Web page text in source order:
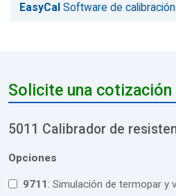
EasyCal Software de calibración
Solicite una cotización
5011 Calibrador de
Opciones
9711 : Simulación de termopar y